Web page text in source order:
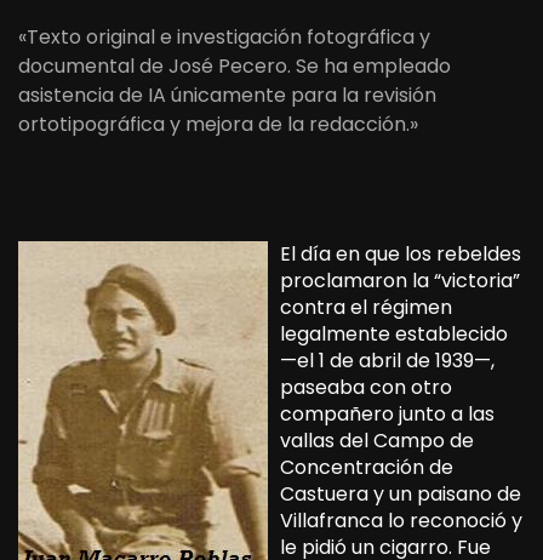
«Texto original e investigación fotográfica y
documental de José Pecero. Se ha empleado
asistencia de IA únicamente para la revisión
ortotipográfica y mejora de la redacción.»
El día en que los rebeldes
proclamaron la “victoria”
contra el régimen
legalmente establecido
—el 1 de abril de 1939—,
paseaba con otro
compañero junto a las
vallas del Campo de
Concentración de
Castuera y un paisano de
Villafranca lo reconoció y
le pidió un cigarro. Fue